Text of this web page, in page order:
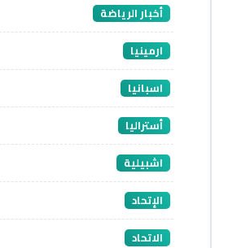
أخبار الرياضة
ارمينيا
اسبانيا
أستراليا
اشبيلية
الإتحاد
الاتحاد